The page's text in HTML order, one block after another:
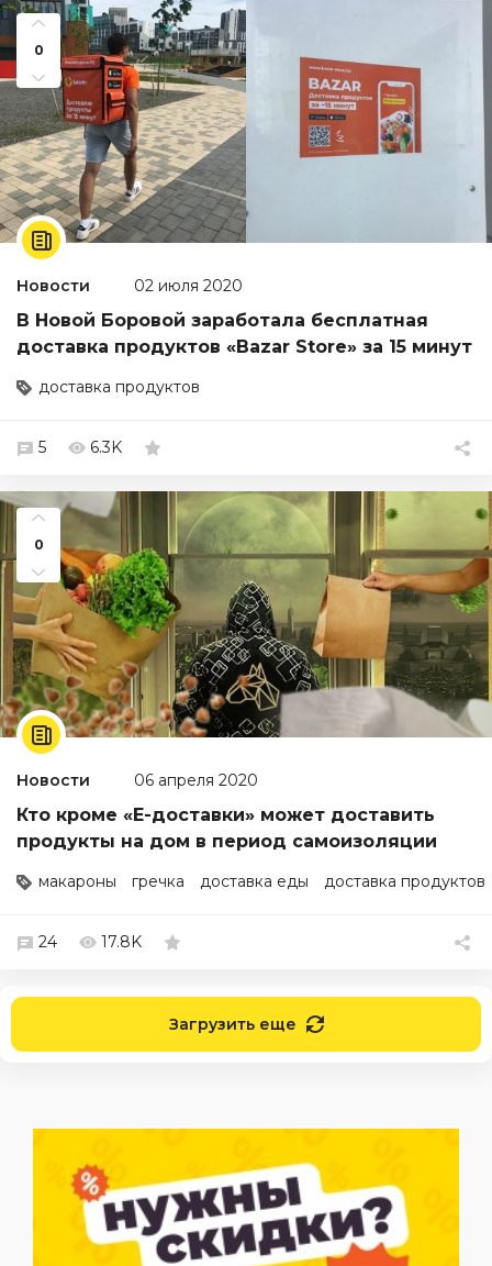
0
Новости 02 июля 2020
В Новой Боровой заработала бесплатная
доставка продуктов «Bazar Store» за 15 минут
доставка продуктов
5 6.3K
0
Новости 06 апреля 2020
Кто кроме «Е-доставки» может доставить
продукты на дом в период самоизоляции
макароны гречка доставка еды доставка продуктов
24 17.8K
Загрузить еще